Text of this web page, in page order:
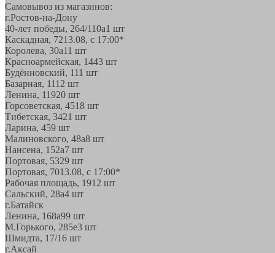
Самовывоз из магазинов:
г.Ростов-на-Дону
40-лет победы, 264/110а1 шт
Каскадная, 7213.08, с 17:00*
Королева, 30а11 шт
Красноармейская, 1443 шт
Будённовский, 111 шт
Базарная, 1112 шт
Ленина, 11920 шт
Горсоветская, 4518 шт
Тибетская, 3421 шт
Ларина, 459 шт
Малиновского, 48а8 шт
Нансена, 152а7 шт
Портовая, 5329 шт
Портовая, 7013.08, с 17:00*
Рабочая площадь, 1912 шт
Сальский, 28a4 шт
г.Батайск
Ленина, 168а99 шт
М.Горького, 285е3 шт
Шмидта, 17/16 шт
г.Аксай